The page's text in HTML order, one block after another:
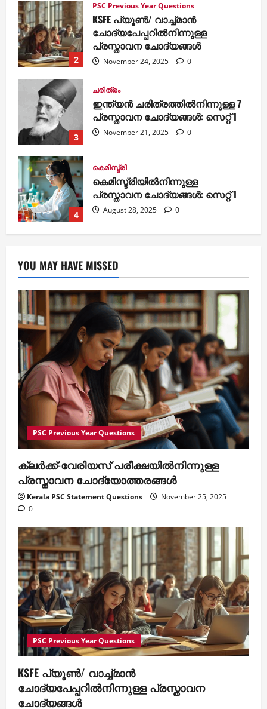
2
PSC Previous Year Questions
KSFE പ്യൂണ്‍/ വാച്ച്മാന്‍
ചോദ്യപേപ്പറില്‍നിന്നുള്ള
പ്രസ്താവന ചോദ്യങ്ങള്‍
November 24, 2025 0
3
ചരിത്രം
ഇന്ത്യൻ ചരിത്രത്തിൽനിന്നുള്ള 7
പ്രസ്താവന ചോദ്യങ്ങൾ: സെറ്റ് 1
November 21, 2025 0
4
കെമിസ്ട്രി
കെമിസ്ട്രിയില്‍നിന്നുള്ള
പ്രസ്താവന ചോദ്യങ്ങള്‍: സെറ്റ് 1
August 28, 2025 0
YOU MAY HAVE MISSED
PSC Previous Year Questions
ക്ലര്‍ക്ക്-വേരിയസ് പരീക്ഷയില്‍നിന്നുള്ള
പ്രസ്താവന ചോദ്യോത്തരങ്ങള്‍
Kerala PSC Statement Questions
November 25, 2025
0
PSC Previous Year Questions
KSFE പ്യൂണ്‍/ വാച്ച്മാന്‍
ചോദ്യപേപ്പറില്‍നിന്നുള്ള പ്രസ്താവന
ചോദ്യങ്ങള്‍